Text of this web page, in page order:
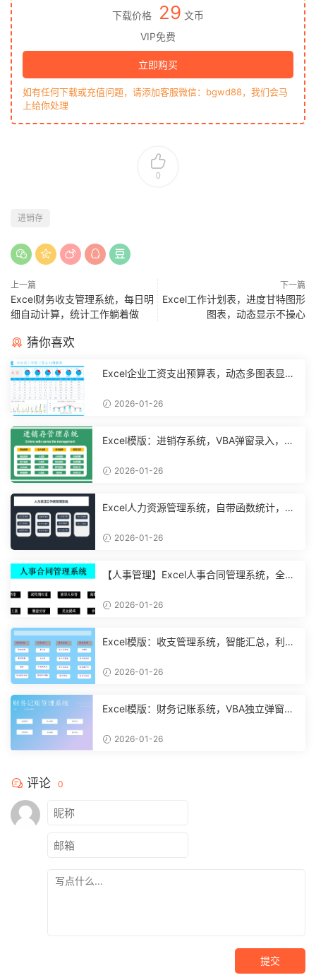
下载价格 29 文币
VIP免费
立即购买
如有任何下载或充值问题，请添加客服微信：bgwd88，我们会马
上给你处理
0
进销存
上一篇
Excel财务收支管理系统，每日明
细自动计算，统计工作躺着做
下一篇
Excel工作计划表，进度甘特图形
图表，动态显示不操心
猜你喜欢
Excel企业工资支出预算表，动态多图表显
2026-01-26
Excel模版：进销存系统，VBA弹窗录入，智
2026-01-26
Excel人力资源管理系统，自带函数统计，功
2026-01-26
【人事管理】Excel人事合同管理系统，全函
2026-01-26
Excel模版：收支管理系统，智能汇总，利润
2026-01-26
Excel模版：财务记账系统，VBA独立弹窗，
2026-01-26
评论 0
提交